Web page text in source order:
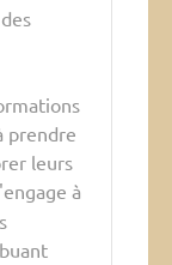
prendre
leurs
à